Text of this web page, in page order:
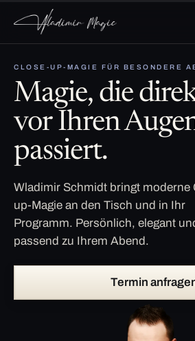
CLOSE-UP-MAGIE FÜR BESONDERE
Magie, die
vor Ihren
passiert.
Wladimir Schmidt bringt moderne
up-Magie an den Tisch und in Ihr
Programm. Persönlich, elegant
passend zu Ihrem Abend.
Termin